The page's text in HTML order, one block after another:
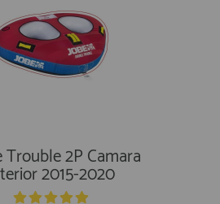
Trouble 2P Camara
2015-2020